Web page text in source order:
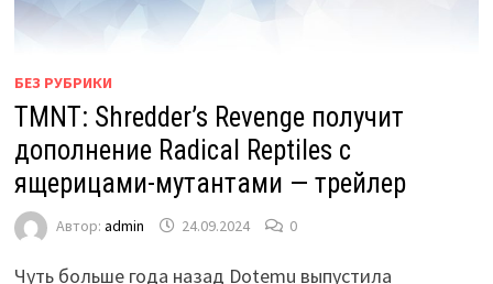
БЕЗ РУБРИКИ
TMNT: Shredder’s Revenge получит
дополнение Radical Reptiles с
ящерицами-мутантами — трейлер
Автор: admin 24.09.2024 0
Чуть больше года назад Dotemu выпустила